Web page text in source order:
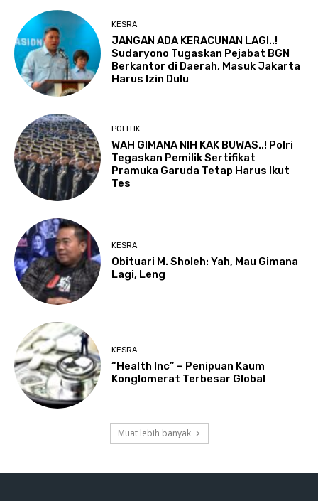
KESRA
JANGAN ADA KERACUNAN LAGI..!
Sudaryono Tugaskan Pejabat BGN
Berkantor di Daerah, Masuk Jakarta
Harus Izin Dulu
POLITIK
WAH GIMANA NIH KAK BUWAS..! Polri
Tegaskan Pemilik Sertifikat
Pramuka Garuda Tetap Harus Ikut
Tes
KESRA
Obituari M. Sholeh: Yah, Mau Gimana
Lagi, Leng
KESRA
“Health Inc” – Penipuan Kaum
Konglomerat Terbesar Global
Muat lebih banyak